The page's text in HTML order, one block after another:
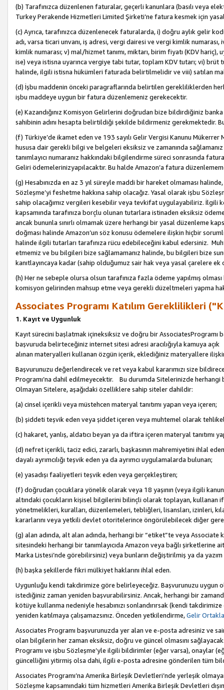
(b) Tarafınızca düzenlenen faturalar, geçerli kanunlara (basılı veya
Turkey Perakende Hizmetleri Limited Şirketi’ne fatura kesmek için
(c) Ayrıca, tarafınızca düzenlenecek faturalarda, i) doğru aylık gelir
adı, varsa ticari unvanı, iş adresi, vergi dairesi ve vergi kimlik
kimlik numarası; v) mal/hizmet tanımı, miktarı, birim fiyatı (KDV
ise) veya istisna uyarınca vergiye tabi tutar, toplam KDV tutarı; vi) brüt
halinde, ilgili istisna hükümleri faturada belirtilmelidir ve viii) satılan
(d) İşbu maddenin önceki paragraflarında belirtilen gerekliliklerden
işbu maddeye uygun bir fatura düzenlemeniz gerekecektir.
(e) Kazandığınız Komisyon Gelirlerini doğrudan bize bildirdiğiniz banka
sahibinin adını hesapta belirtildiği şekilde bildirmeniz gerekmektedir.
(f) Türkiye’de ikamet eden ve 193 sayılı Gelir Vergisi Kanunu
hususa dair gerekli bilgi ve belgeleri eksiksiz ve zamanında
tanımlayıcı numaranız hakkındaki bilgilendirme süreci sonrasında
Geliri ödemelerinizyapılacaktır. Bu halde Amazon’a fatura
(g) Hesabınızda en az 3 yıl süreyle maddi bir hareket olmaması
Sözleşme’yi feshetme hakkına sahip olacağız. Yasal olarak işbu
sahip olacağımız vergileri kesebilir veya tevkifat uygulayabiliriz. İlgili
kapsamında tarafınıza borçlu olunan tutarlara istinaden eksiksiz
ancak bununla sınırlı olmamak üzere herhangi bir yasal düzenleme
doğması halinde Amazon’un söz konusu ödemelere ilişkin hiçbir
halinde ilgili tutarları tarafınıza rücu edebileceğini kabul edersiniz.
etmemiz ve bu bilgileri bize sağlamamanız halinde, bu bilgileri bize
kanıtlayıncaya kadar (sahip olduğumuz sair hak veya yasal çarelere
(h) Her ne sebeple olursa olsun tarafınıza fazla ödeme yapılmış
komisyon gelirinden mahsup etme veya gerekli düzeltmeleri yapma
Associates Programı Katılım Gereklilikleri
1. Kayıt ve Uygunluk
Kayıt sürecini başlatmak içineksiksiz ve doğru bir AssociatesProgramı
başvuruda belirteceğiniz internet sitesi adresi aracılığıyla kamuya
alınan materyalleri kullanan özgün içerik, eklediğiniz materyallere
Başvurunuzu değerlendirecek ve ret veya kabul kararımızı size
Programı’na dahil edilmeyecektir. Bu durumda Sitelerinizde herhangi
Olmayan Sitelere, aşağıdaki özelliklere sahip siteler dahildir:
(a) cinsel içerikli veya müstehcen materyal tanıtımı yapan veya içeren;
(b) şiddeti teşvik eden veya şiddet içeren veya muhtemel olarak
(c) hakaret, yanlış, aldatıcı beyan ya da iftira içeren materyal tanıtımı
(d) nefret içerikli, taciz edici, zararlı, başkasının mahremiyetini ihlal
dayalı ayrımcılığı teşvik eden ya da ayrımcı uygulamalarda bulunan;
(e) yasadışı faaliyetleri teşvik eden veya gerçekleştiren;
(f) doğrudan çocuklara yönelik olarak veya 18 yaşının (veya ilgili
altındaki çocukların kişisel bilgilerini bilinçli olarak toplayan, kullanan
yönetmelikleri, kuralları, düzenlemeleri, tebliğleri, lisansları, izinleri,
kararlarını veya yetkili devlet otoritelerince öngörülebilecek diğer
(g) alan adında, alt alan adında, herhangi bir “etiket”te veya
sitesindeki herhangi bir tanımlayıcıda Amazon veya bağlı şirketlerine
Marka Listesi’nde görebilirsiniz) veya bunların değiştirilmiş ya da
(h) başka şekillerde fikri mülkiyet haklarını ihlal eden.
Uygunluğu kendi takdirimize göre belirleyeceğiz. Başvurunuzu uygun
istediğiniz zaman yeniden başvurabilirsiniz. Ancak, herhangi bir
kötüye kullanma nedeniyle hesabınızı sonlandırırsak (kendi
yeniden katılmaya çalışamazsınız. Önceden yetkilendirme,Gelir
Associates Programı başvurunuzda yer alan ve e-posta adresiniz ve
olan bilgilerin her zaman eksiksiz, doğru ve güncel olmasını
Programı ve işbu Sözleşme’yle ilgili bildirimler (eğer varsa), onaylar
güncelliğini yitirmiş olsa dahi, ilgili e-posta adresine gönderilen tüm
Associates Programı’na Amerika Birleşik Devletleri’nde yerleşik
Sözleşme kapsamındaki tüm hizmetleri Amerika Birleşik Devletleri